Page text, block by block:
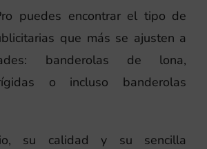
puedes encontrar el tipo de
que más se ajusten a
banderolas de lona,
o incluso banderolas
su calidad y su sencilla